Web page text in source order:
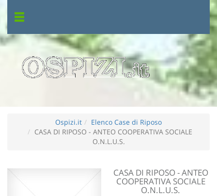
Ospizi.it
Elenco Case di Riposo
CASA DI RIPOSO - ANTEO COOPERATIVA SOCIALE
O.N.L.U.S.
CASA DI RIPOSO - ANTEO
COOPERATIVA SOCIALE
O.N.L.U.S.